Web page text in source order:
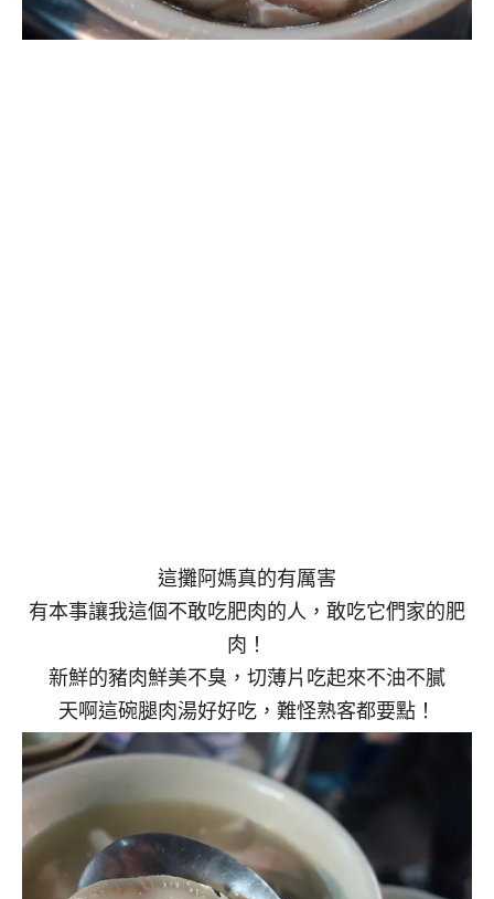
這攤阿媽真的有厲害
有本事讓我這個不敢吃肥肉的人，敢吃它們家的肥
肉！
新鮮的豬肉鮮美不臭，切薄片吃起來不油不膩
天啊這碗腿肉湯好好吃，難怪熟客都要點！